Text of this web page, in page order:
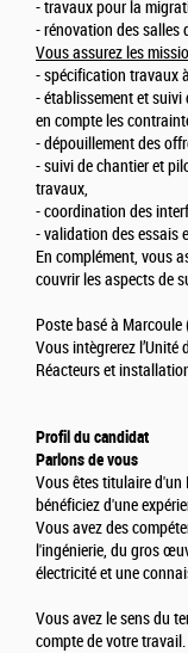
- travaux pour la
- rénovation des
Vous assurez les
- spécification travaux
- établissement et
en compte les
- dépouillement des
- suivi de chantier et
travaux,
- coordination des
- validation des essais
En complément, vous
couvrir les aspects de
Poste basé à
Vous intègrerez l’Unité
Réacteurs et
Profil du candidat
Parlons de vous
Vous êtes titulaire d'un
bénéficiez d'une
Vous avez des
l'ingénierie, du gros
électricité et une
Vous avez le sens du
compte de votre travail.